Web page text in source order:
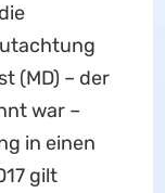
(MD) – der
war –
in einen
gilt